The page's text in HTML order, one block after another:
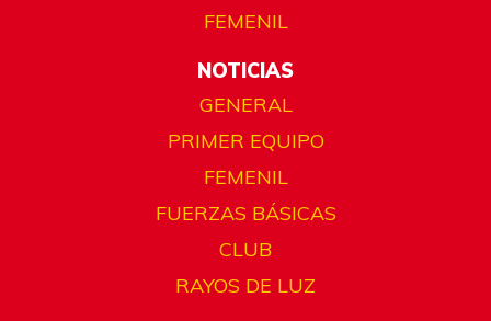
FEMENIL
NOTICIAS
GENERAL
PRIMER EQUIPO
FEMENIL
FUERZAS BÁSICAS
CLUB
RAYOS DE LUZ